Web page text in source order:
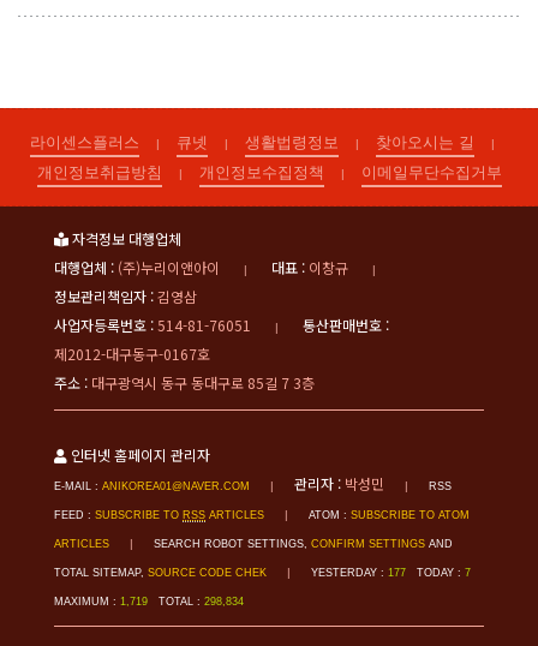
라이센스플러스 | 큐넷 | 생활법령정보 | 찾아오시는 길 |
개인정보취급방침 | 개인정보수집정책 | 이메일무단수집거부
자격정보 대행업체
대행업체 : (주)누리이앤아이 | 대표 : 이창규 |
정보관리책임자 :김영삼
사업자등록번호 :514-81-76051 |
통산판매번호 :
제2012-대구동구-0167호
주소 : 대구광역시 동구 동대구로 85길 7 3층
인터넷 홈페이지 관리자
E-MAIL : ANIKOREA01@NAVER.COM | 관리자 : 박성민 | RSS
FEED : SUBSCRIBE TO RSS ARTICLES | ATOM : SUBSCRIBE TO ATOM
ARTICLES | SEARCH ROBOT SETTINGS, CONFIRM SETTINGS AND
TOTAL SITEMAP, SOURCE CODE CHEK | YESTERDAY : 177 TODAY : 7
MAXIMUM : 1,719 TOTAL : 298,834